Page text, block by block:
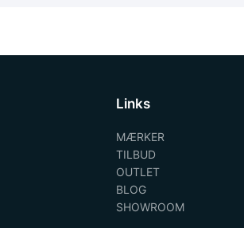
Links
MÆRKER
TILBUD
OUTLET
BLOG
SHOWROOM